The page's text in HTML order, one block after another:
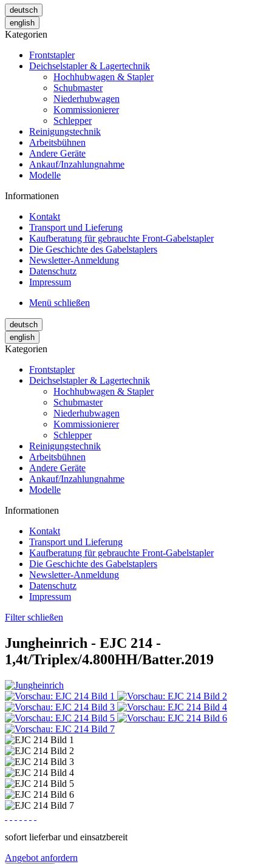
deutsch
english
Kategorien
Frontstapler
Deichselstapler & Lagertechnik
Hochhubwagen & Stapler
Schubmaster
Niederhubwagen
Kommissionierer
Schlepper
Reinigungstechnik
Arbeitsbühnen
Andere Geräte
Ankauf/Inzahlungnahme
Modelle
Informationen
Kontakt
Transport und Lieferung
Kaufberatung für gebrauchte Front-Gabelstapler
Die Geschichte des Gabelstaplers
Newsletter-Anmeldung
Datenschutz
Impressum
Menü schließen
deutsch
english
Kategorien
Frontstapler
Deichselstapler & Lagertechnik
Hochhubwagen & Stapler
Schubmaster
Niederhubwagen
Kommissionierer
Schlepper
Reinigungstechnik
Arbeitsbühnen
Andere Geräte
Ankauf/Inzahlungnahme
Modelle
Informationen
Kontakt
Transport und Lieferung
Kaufberatung für gebrauchte Front-Gabelstapler
Die Geschichte des Gabelstaplers
Newsletter-Anmeldung
Datenschutz
Impressum
Filter schließen
Jungheinrich - EJC 214 -
1,4t/Triplex/4.800HH/Batter.2019
sofort lieferbar und einsatzbereit
Angebot anfordern